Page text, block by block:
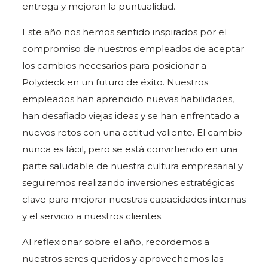
entrega y mejoran la puntualidad.
Este año nos hemos sentido inspirados por el
compromiso de nuestros empleados de aceptar
los cambios necesarios para posicionar a
Polydeck en un futuro de éxito. Nuestros
empleados han aprendido nuevas habilidades,
han desafiado viejas ideas y se han enfrentado a
nuevos retos con una actitud valiente. El cambio
nunca es fácil, pero se está convirtiendo en una
parte saludable de nuestra cultura empresarial y
seguiremos realizando inversiones estratégicas
clave para mejorar nuestras capacidades internas
y el servicio a nuestros clientes.
Al reflexionar sobre el año, recordemos a
nuestros seres queridos y aprovechemos las